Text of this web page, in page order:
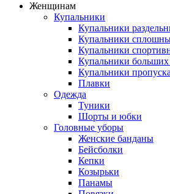
Женщинам
Купальники
Купальники
Купальники
Купальники
Купальники больших
Купальники
Плавки
Одежда
Туники
Шорты и юбки
Головные уборы
Женские банданы
Бейсболки
Кепки
Козырьки
Панамы